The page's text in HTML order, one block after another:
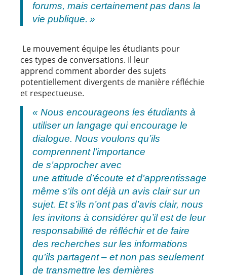
forums, mais certainement pas dans la
vie publique. »
Le mouvement équipe les étudiants pour
ces types de conversations. Il leur
apprend comment aborder des sujets
potentiellement divergents de manière réfléchie
et respectueuse.
« Nous encourageons les étudiants à
utiliser un langage qui encourage le
dialogue. Nous voulons qu’ils
comprennent l’importance
de s’approcher avec
une attitude d’écoute et d’apprentissage
même s’ils ont déjà un avis clair sur un
sujet. Et s’ils n’ont pas d’avis clair, nous
les invitons à considérer qu’il est de leur
responsabilité de réfléchir et de faire
des recherches sur les informations
qu’ils partagent – et non pas seulement
de transmettre les dernières